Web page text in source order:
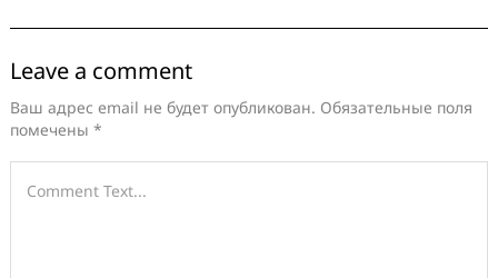
Leave a comment
Ваш адрес email не будет опубликован. Обязательные поля
помечены *